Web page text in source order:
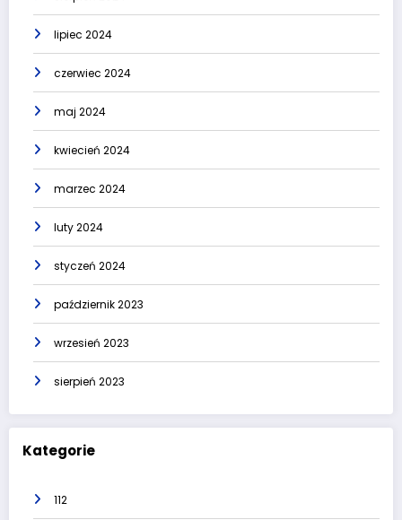
lipiec 2024
czerwiec 2024
maj 2024
kwiecień 2024
marzec 2024
luty 2024
styczeń 2024
październik 2023
wrzesień 2023
sierpień 2023
Kategorie
112